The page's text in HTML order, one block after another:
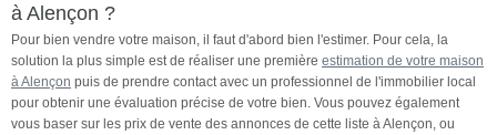
à Alençon ?
Pour bien vendre votre maison, il faut d'abord bien l'estimer. Pour cela, la
solution la plus simple est de réaliser une première estimation de votre maison
à Alençon puis de prendre contact avec un professionnel de l'immobilier local
pour obtenir une évaluation précise de votre bien. Vous pouvez également
vous baser sur les prix de vente des annonces de cette liste à Alençon, ou